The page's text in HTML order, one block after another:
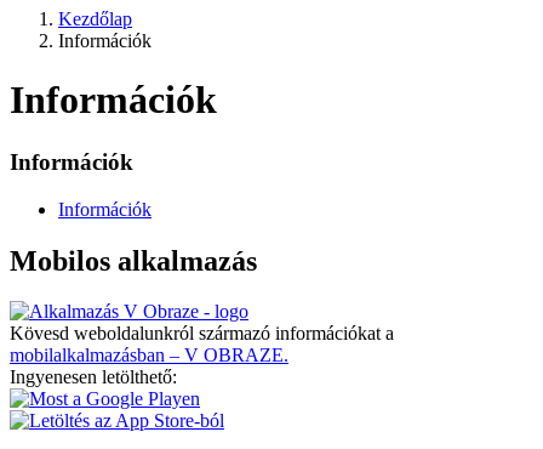
Kezdőlap
Információk
Információk
Információk
Információk
Mobilos alkalmazás
Kövesd weboldalunkról származó információkat a
mobilalkalmazásban – V OBRAZE.
Ingyenesen letölthető: